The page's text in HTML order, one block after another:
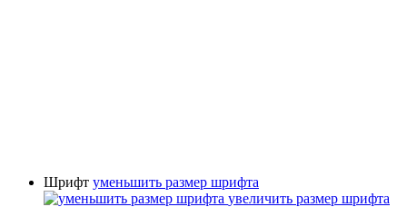
Шрифт уменьшить размер шрифта
увеличить размер шрифта